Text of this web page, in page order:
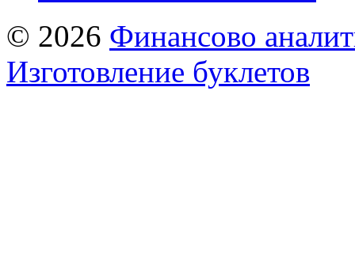
© 2026 Финансово
Изготовление буклетов